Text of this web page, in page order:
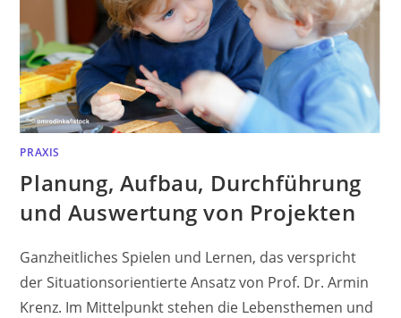
PRAXIS
Planung, Aufbau, Durchführung
und Auswertung von Projekten
Ganzheitliches Spielen und Lernen, das verspricht
der Situationsorientierte Ansatz von Prof. Dr. Armin
Krenz. Im Mittelpunkt stehen die Lebensthemen und